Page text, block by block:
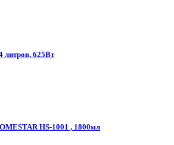
625Вт
HS-1001 , 1800мл